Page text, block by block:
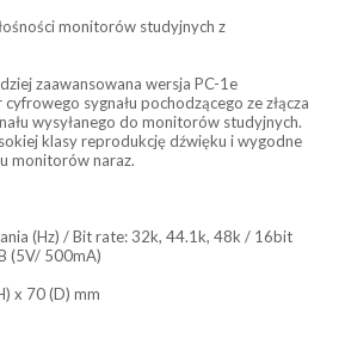
monitorów studyjnych z
zaawansowana wersja PC-1e
sygnału pochodzącego ze złącza
wysyłanego do monitorów studyjnych.
klasy reprodukcję dźwięku i wygodne
monitorów naraz.
(Hz) / Bit rate: 32k, 44.1k, 48k / 16bit
(5V/ 500mA)
x 70 (D) mm